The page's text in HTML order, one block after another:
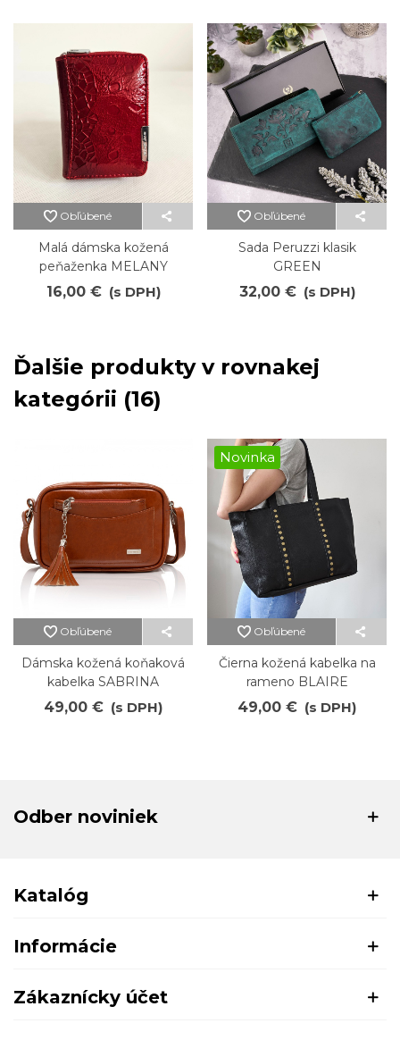
Obľúbené
Malá dámska kožená
peňaženka MELANY
16,00 € (s DPH)
Obľúbené
Sada Peruzzi klasik
GREEN
32,00 € (s DPH)
Ďalšie produkty v rovnakej
kategórii (16)
Obľúbené
Dámska kožená koňaková
kabelka SABRINA
49,00 € (s DPH)
Novinka
Obľúbené
Čierna kožená kabelka na
rameno BLAIRE
49,00 € (s DPH)
Odber noviniek
Katalóg
Informácie
Zákaznícky účet